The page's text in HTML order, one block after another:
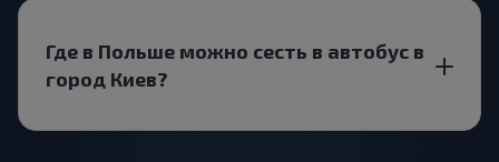
Где в Польше можно сесть в автобус в
город Киев?